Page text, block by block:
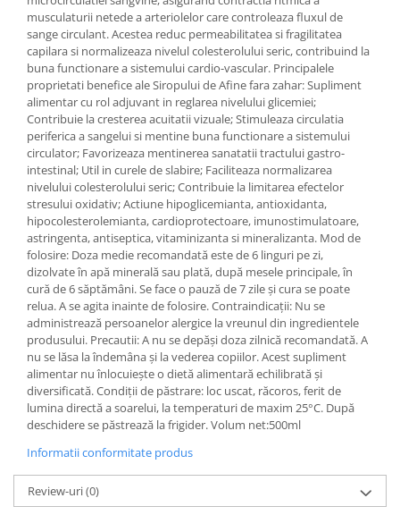
musculaturii netede a arteriolelor care controleaza fluxul de
sange circulant. Acestea reduc permeabilitatea si fragilitatea
capilara si normalizeaza nivelul colesterolului seric, contribuind la
buna functionare a sistemului cardio-vascular. Principalele
proprietati benefice ale Siropului de Afine fara zahar: Supliment
alimentar cu rol adjuvant in reglarea nivelului glicemiei;
Contribuie la cresterea acuitatii vizuale; Stimuleaza circulatia
periferica a sangelui si mentine buna functionare a sistemului
circulator; Favorizeaza mentinerea sanatatii tractului gastro-
intestinal; Util in curele de slabire; Faciliteaza normalizarea
nivelului colesterolului seric; Contribuie la limitarea efectelor
stresului oxidativ; Actiune hipoglicemianta, antioxidanta,
hipocolesterolemianta, cardioprotectoare, imunostimulatoare,
astringenta, antiseptica, vitaminizanta si mineralizanta. Mod de
folosire: Doza medie recomandată este de 6 linguri pe zi,
dizolvate în apă minerală sau plată, după mesele principale, în
cură de 6 săptămâni. Se face o pauză de 7 zile și cura se poate
relua. A se agita inainte de folosire. Contraindicații: Nu se
administrează persoanelor alergice la vreunul din ingredientele
produsului. Precautii: A nu se depăși doza zilnică recomandată. A
nu se lăsa la îndemâna și la vederea copiilor. Acest supliment
alimentar nu înlocuiește o dietă alimentară echilibrată și
diversificată. Condiții de păstrare: loc uscat, răcoros, ferit de
lumina directă a soarelui, la temperaturi de maxim 25°C. După
deschidere se păstrează la frigider. Volum net:500ml
Informatii conformitate produs
Review-uri(0)